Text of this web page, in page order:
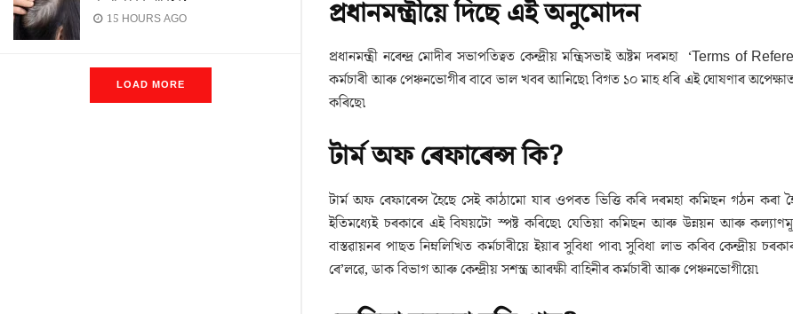
15 HOURS AGO
LOAD MORE
প্ৰধানমন্ত্ৰীয়ে দিছে এই অনুমোদন
প্ৰধানমন্ত্ৰী নৰেন্দ্ৰ মোদীৰ সভাপতিত্বত কেন্দ্ৰীয় মন্ত্ৰিসভাই অষ্টম দৰমহা ‘Terms of
কৰ্মচাৰী আৰু পেঞ্চনভোগীৰ বাবে ভাল খবৰ আনিছে৷ বিগত ১০ মাহ ধৰি এই ঘোষণাৰ
কৰিছে৷
টাৰ্ম অফ ৰেফাৰেন্স কি?
টাৰ্ম অফ ৰেফাৰেন্স হৈছে সেই কাঠামো যাৰ ওপৰত ভিত্তি কৰি দৰমহা কমিছন গঠন কৰা
ইতিমধ্যেই চৰকাৰে এই বিষয়টো স্পষ্ট কৰিছে৷ যেতিয়া কমিছন আৰু উন্নয়ন আৰু
বাস্তৱায়নৰ পাছত নিম্নলিখিত কৰ্মচাৰীয়ে ইয়াৰ সুবিধা পাব৷ সুবিধা লাভ কৰিব কেন্দ্ৰীয়
ৰে’লৱে, ডাক বিভাগ আৰু কেন্দ্ৰীয় সশস্ত্ৰ আৰক্ষী বাহিনীৰ কৰ্মচাৰী আৰু পেঞ্চনভোগীয়ে৷